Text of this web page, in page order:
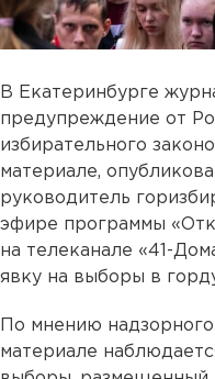
В Екатеринбурге
предупреждение от
избирательного
материале,
руководитель
эфире программы
на телеканале «41-
явку на выборы в
По мнению
материале